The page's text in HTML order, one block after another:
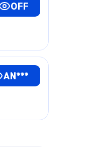
OFF
AN***